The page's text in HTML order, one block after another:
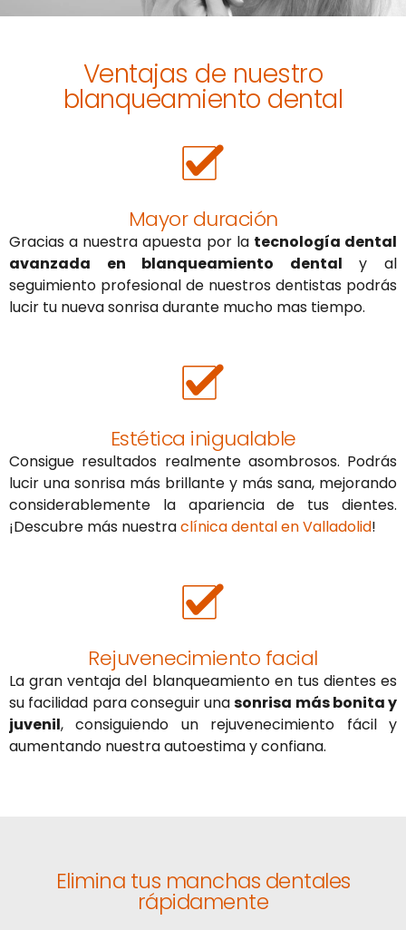
Ventajas de nuestro
blanqueamiento dental
Mayor duración
Gracias a nuestra apuesta por la tecnología dental
avanzada en blanqueamiento dental y al
seguimiento profesional de nuestros dentistas podrás
lucir tu nueva sonrisa durante mucho mas tiempo.
Estética inigualable
Consigue resultados realmente asombrosos. Podrás
lucir una sonrisa más brillante y más sana, mejorando
considerablemente la apariencia de tus dientes.
¡Descubre más nuestraclínica dental en Valladolid!
Rejuvenecimiento facial
La gran ventaja del blanqueamiento en tus dientes es
su facilidad para conseguir unasonrisa más bonita y
juvenil, consiguiendo un rejuvenecimiento fácil y
aumentando nuestra autoestima y confiana.
Elimina tus manchas dentales
rápidamente